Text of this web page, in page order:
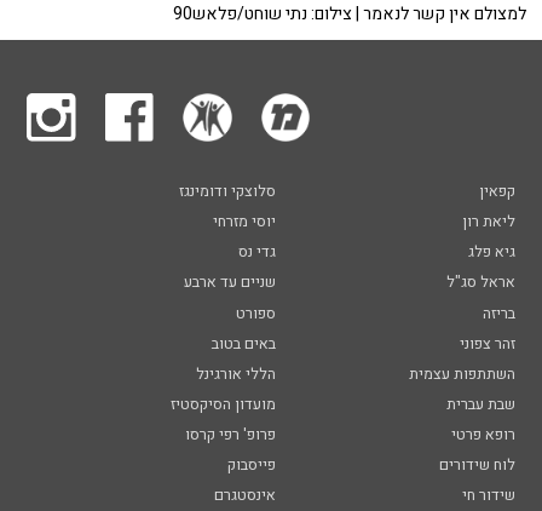
למצולם אין קשר לנאמר | צילום: נתי שוחט/פלאש90
קפאין
סלוצקי ודומינגז
ליאת רון
יוסי מזרחי
גיא פלג
גדי נס
אראל סג"ל
שניים עד ארבע
בריזה
ספורט
זהר צפוני
באים בטוב
השתתפות עצמית
הללי אורגינל
שבת עברית
מועדון הסיקסטיז
רופא פרטי
פרופ' רפי קרסו
לוח שידורים
פייסבוק
שידור חי
אינסטגרם